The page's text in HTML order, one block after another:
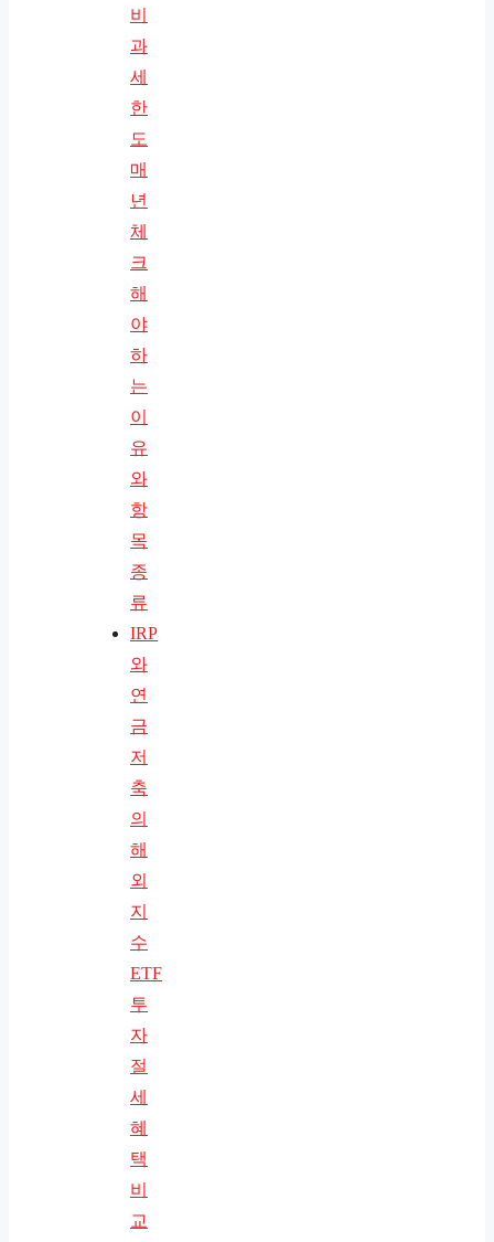
비
과
세
한
도
매
년
체
크
해
야
하
는
이
유
와
항
목
종
류
IRP
와
연
금
저
축
의
해
외
지
수
ETF
투
자
절
세
혜
택
비
교